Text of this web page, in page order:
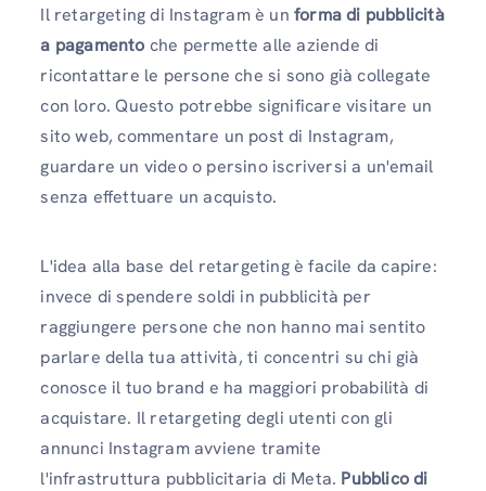
Il retargeting di Instagram è un forma di pubblicità
a pagamento che permette alle aziende di
ricontattare le persone che si sono già collegate
con loro. Questo potrebbe significare visitare un
sito web, commentare un post di Instagram,
guardare un video o persino iscriversi a un'email
senza effettuare un acquisto.
L'idea alla base del retargeting è facile da capire:
invece di spendere soldi in pubblicità per
raggiungere persone che non hanno mai sentito
parlare della tua attività, ti concentri su chi già
conosce il tuo brand e ha maggiori probabilità di
acquistare. Il retargeting degli utenti con gli
annunci Instagram avviene tramite
l'infrastruttura pubblicitaria di Meta. Pubblico di